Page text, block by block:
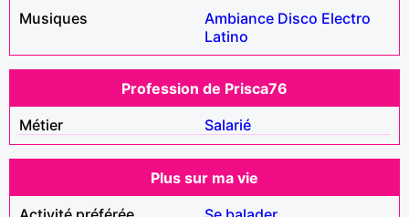
Musiques
Ambiance Disco Electro
Latino
Profession de Prisca76
Métier
Salarié
Plus sur ma vie